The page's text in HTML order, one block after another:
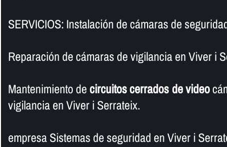
SERVICIOS: Instalación de cámaras de
Reparación de cámaras de vigilancia en Viver i
Mantenimiento decircuitos cerrados de video
vigilancia en Viver i Serrateix.
empresa Sistemas de seguridad en Viver i